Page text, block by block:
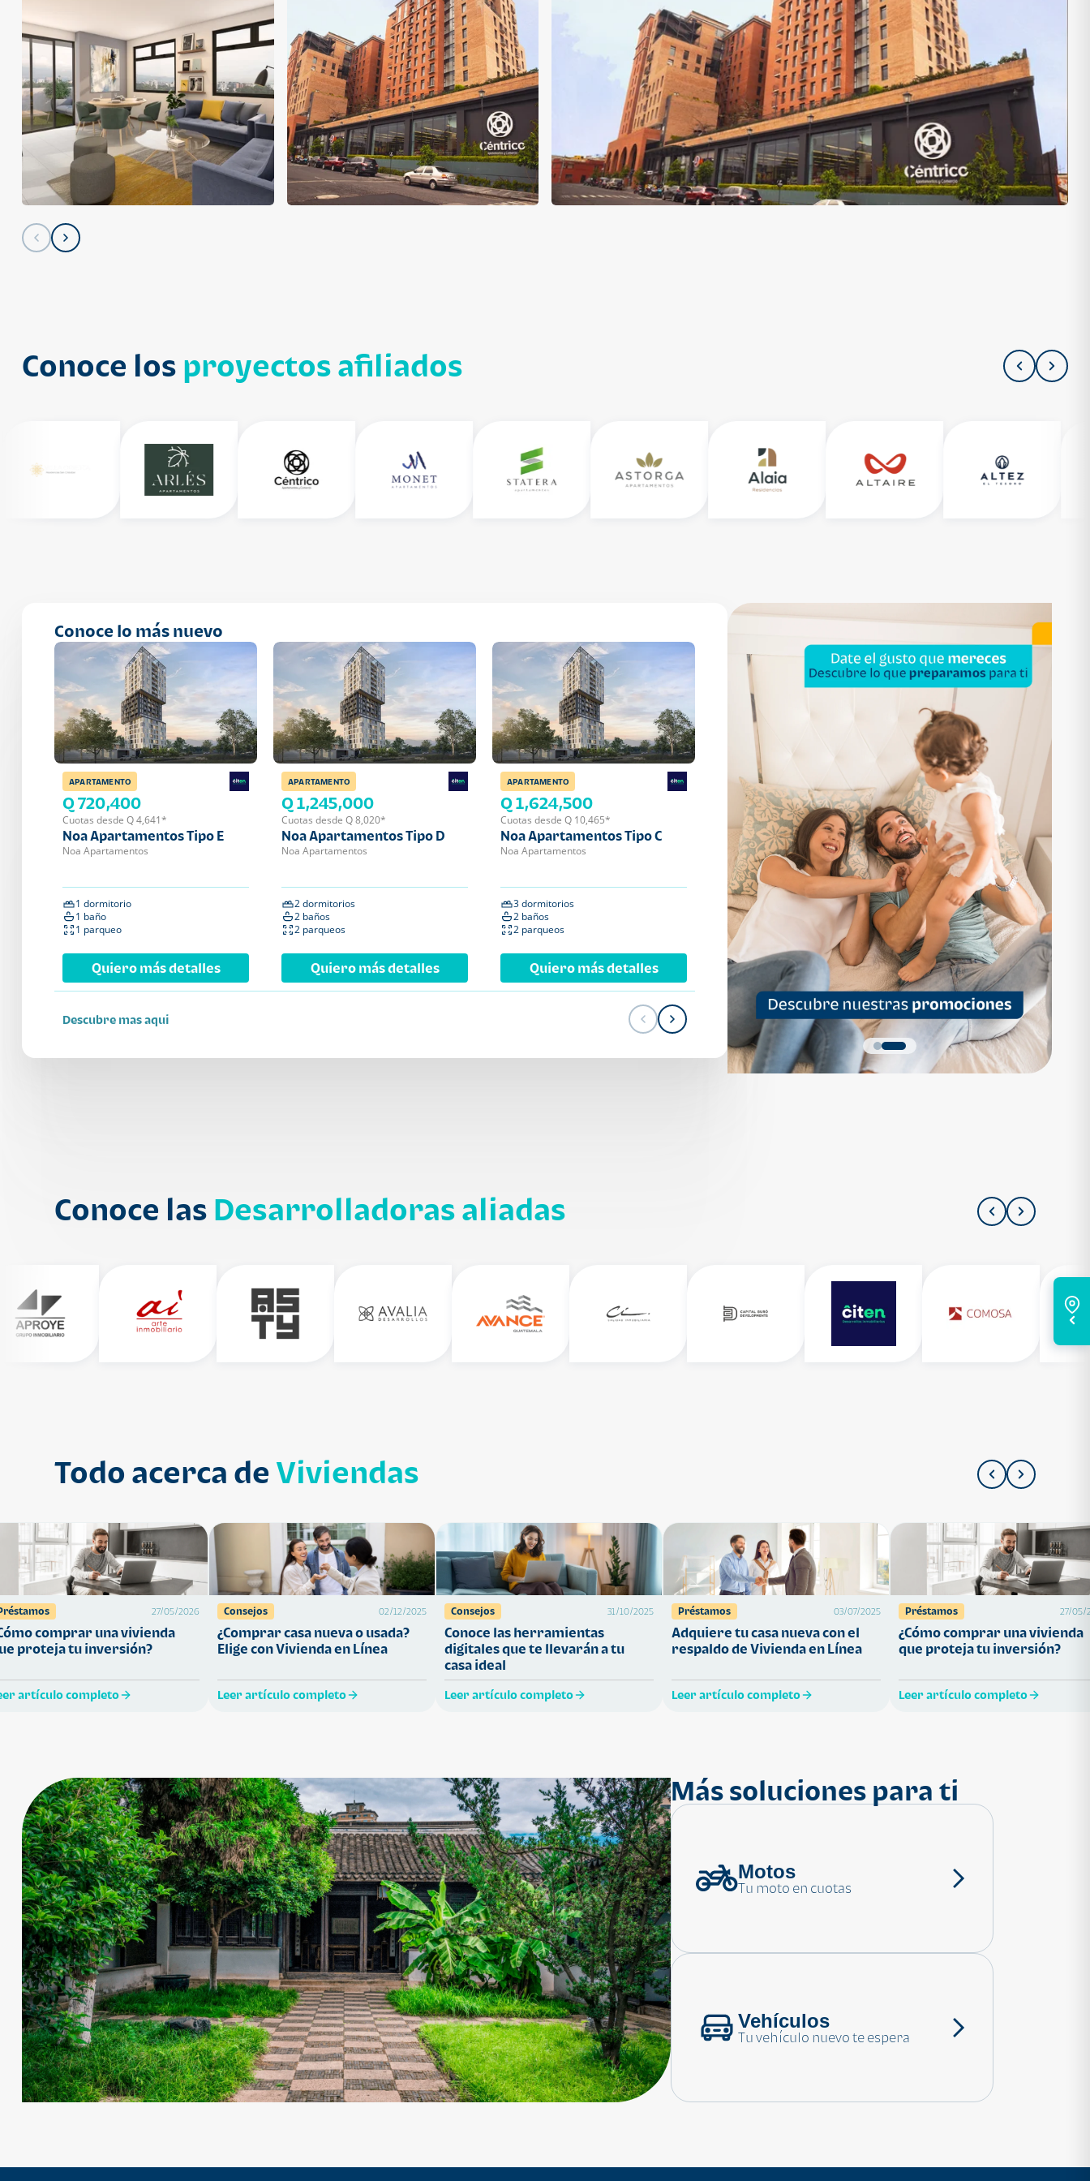
Conoce los proyectos afiliados
Conoce lo más nuevo
APARTAMENTO
Q 720,400
Cuotas desde Q 4,641*
Noa Apartamentos Tipo E
Noa Apartamentos
1 dormitorio
1 baño
1 parqueo
Quiero más detalles
APARTAMENTO
Q 1,245,000
Cuotas desde Q 8,020*
Noa Apartamentos Tipo D
Noa Apartamentos
2 dormitorios
2 baños
2 parqueos
Quiero más detalles
APARTAMENTO
Q 1,624,500
Cuotas desde Q 10,465*
Noa Apartamentos Tipo C
Noa Apartamentos
3 dormitorios
2 baños
2 parqueos
Quiero más detalles
APARTAMENTO
Q 1,136,200
Cuotas desde Q 7,319*
Noa Apartamentos Tipo B
Noa Apartamentos
2 dormitorios
2 baños
1 parqueo
Quiero más detalles
APARTAMENTO
Q 1,559,700
Cuotas desde Q 10,047*
Noa Apartamentos Tipo A
Noa Apartamentos
3 dormitorios
2 baños
2 parqueos
Quiero más detalles
Descubre mas aqui
Conoce las Desarrolladoras aliadas
Todo acerca de Viviendas
27/05/2026
comprar una vivienda
proteja tu inversión?
artículo completo
Consejos 02/12/2025
¿Comprar casa nueva o usada?
Elige con Vivienda en Línea
Leer artículo completo
Consejos 31/10/2025
Conoce las herramientas
digitales que te llevarán a tu
casa ideal
Leer artículo completo
Préstamos 03/07/2025
Adquiere tu casa nueva con el
respaldo de Vivienda en Línea
Leer artículo completo
Préstamos 27/05/
¿Cómo comprar una vivienda
que proteja tu inversión?
Leer artículo completo
Más soluciones para ti
Motos
Tu moto en cuotas
Vehículos
Tu vehículo nuevo te espera